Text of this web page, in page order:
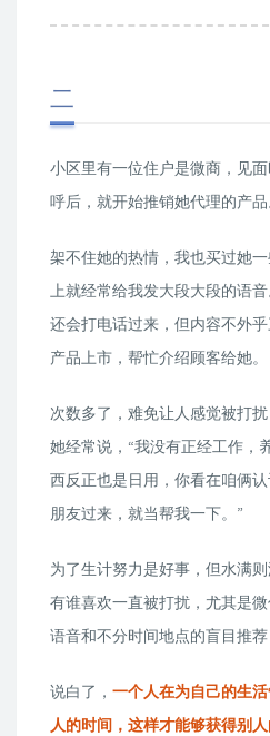
二
小区里有一位住户是微商，见
呼后，就开始推销她代理的产品
架不住她的热情，我也买过她
上就经常给我发大段大段的语
还会打电话过来，但内容不外
产品上市，帮忙介绍顾客给她。
次数多了，难免让人感觉被打扰
她经常说，“我没有正经工作，
西反正也是日用，你看在咱俩
朋友过来，就当帮我一下。”
为了生计努力是好事，但水满
有谁喜欢一直被打扰，尤其是
语音和不分时间地点的盲目推荐
说白了， 一个人在为自己的生
人的时间，这样才能够获得别人